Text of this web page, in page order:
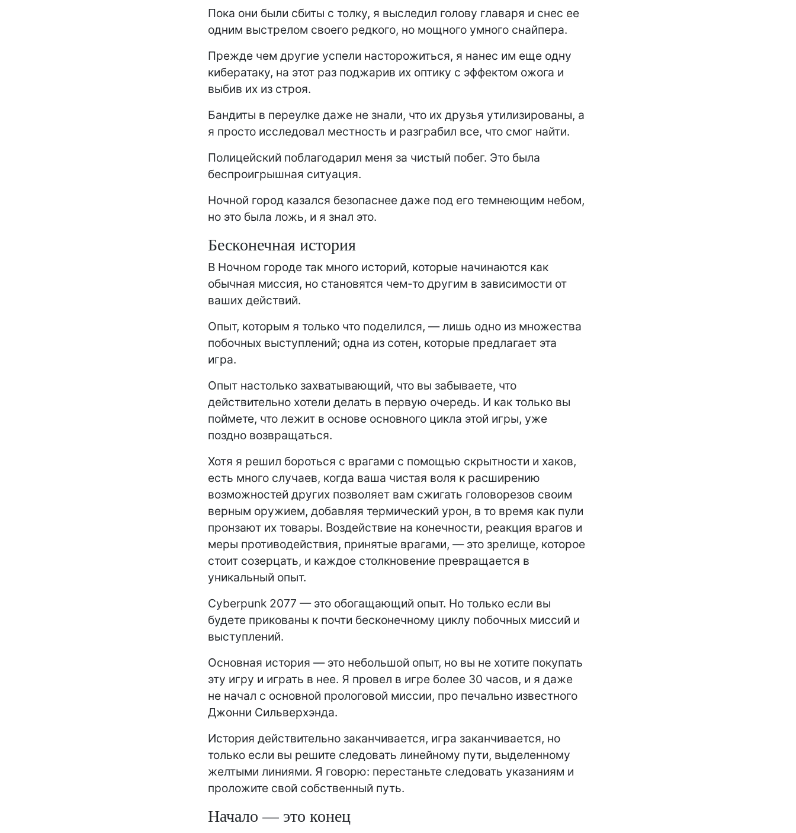
Пока они были сбиты с толку, я выследил голову главаря и снес ее
одним выстрелом своего редкого, но мощного умного снайпера.
Прежде чем другие успели насторожиться, я нанес им еще одну
кибератаку, на этот раз поджарив их оптику с эффектом ожога и
выбив их из строя.
Бандиты в переулке даже не знали, что их друзья утилизированы, а
я просто исследовал местность и разграбил все, что смог найти.
Полицейский поблагодарил меня за чистый побег. Это была
беспроигрышная ситуация.
Ночной город казался безопаснее даже под его темнеющим небом,
но это была ложь, и я знал это.
Бесконечная история
В Ночном городе так много историй, которые начинаются как
обычная миссия, но становятся чем-то другим в зависимости от
ваших действий.
Опыт, которым я только что поделился, — лишь одно из множества
побочных выступлений; одна из сотен, которые предлагает эта
игра.
Опыт настолько захватывающий, что вы забываете, что
действительно хотели делать в первую очередь. И как только вы
поймете, что лежит в основе основного цикла этой игры, уже
поздно возвращаться.
Хотя я решил бороться с врагами с помощью скрытности и хаков,
есть много случаев, когда ваша чистая воля к расширению
возможностей других позволяет вам сжигать головорезов своим
верным оружием, добавляя термический урон, в то время как пули
пронзают их товары. Воздействие на конечности, реакция врагов и
меры противодействия, принятые врагами, — это зрелище, которое
стоит созерцать, и каждое столкновение превращается в
уникальный опыт.
Cyberpunk 2077 — это обогащающий опыт. Но только если вы
будете прикованы к почти бесконечному циклу побочных миссий и
выступлений.
Основная история — это небольшой опыт, но вы не хотите покупать
эту игру и играть в нее. Я провел в игре более 30 часов, и я даже
не начал с основной прологовой миссии, про печально известного
Джонни Сильверхэнда.
История действительно заканчивается, игра заканчивается, но
только если вы решите следовать линейному пути, выделенному
желтыми линиями. Я говорю: перестаньте следовать указаниям и
проложите свой собственный путь.
Начало — это конец